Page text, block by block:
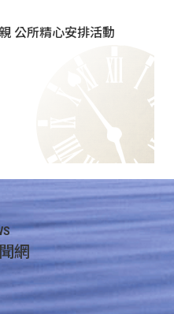
公所精心安排活動
網